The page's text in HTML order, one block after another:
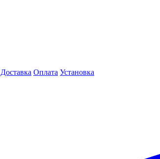
Доставка Оплата Установка